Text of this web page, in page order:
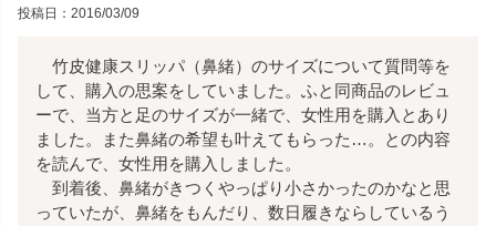
投稿日 2016/03/09
竹皮健康スリッパ（鼻緒）のサイズについて質問等を
して、購入の思案をしていました。ふと同商品のレビュ
ーで、当方と足のサイズが一緒で、女性用を購入とあり
ました。また鼻緒の希望も叶えてもらった…。との内容
を読んで、女性用を購入しました。
到着後、鼻緒がきつくやっぱり小さかったのかなと思
っていたが、鼻緒をもんだり、数日履きならしているう